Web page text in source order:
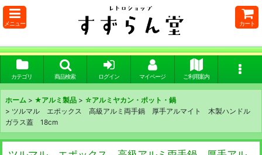
メニュー カート
カテゴリ 商品検索 ログイン マイページ ご利用案内
ホーム > ★アルミ製品 > ☆アルミヤカン・ポット・鍋
> ツルマル エポックス 高級アルミ両手鍋 厚手アルマイト 木製ハンドル
ガラス蓋 18cm